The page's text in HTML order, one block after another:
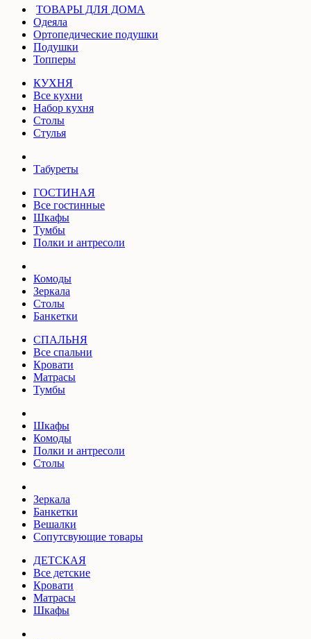
ТОВАРЫ ДЛЯ ДОМА
Одеяла
Ортопедические подушки
Подушки
Топперы
КУХНЯ
Все кухни
Набор кухня
Столы
Стулья
Табуреты
ГОСТИНАЯ
Все гостинные
Шкафы
Тумбы
Полки и антресоли
Комоды
Зеркала
Столы
Банкетки
СПАЛЬНЯ
Все спальни
Кровати
Матрасы
Тумбы
Шкафы
Комоды
Полки и антресоли
Столы
Зеркала
Банкетки
Вешалки
Сопутсвующие товары
ДЕТСКАЯ
Все детские
Кровати
Матрасы
Шкафы